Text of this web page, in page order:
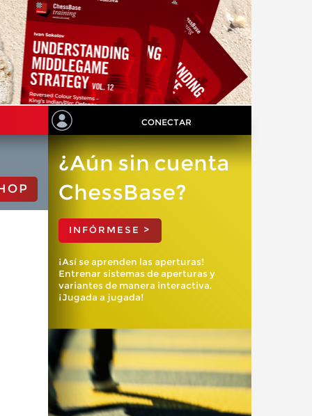
CONECTAR
¿Aún sin cuenta
ChessBase?
INFÓRMESE >
¡Así se aprenden las aperturas!
Entrenar sistemas de aperturas y
variantes de manera interactiva.
¡Jugada a jugada!